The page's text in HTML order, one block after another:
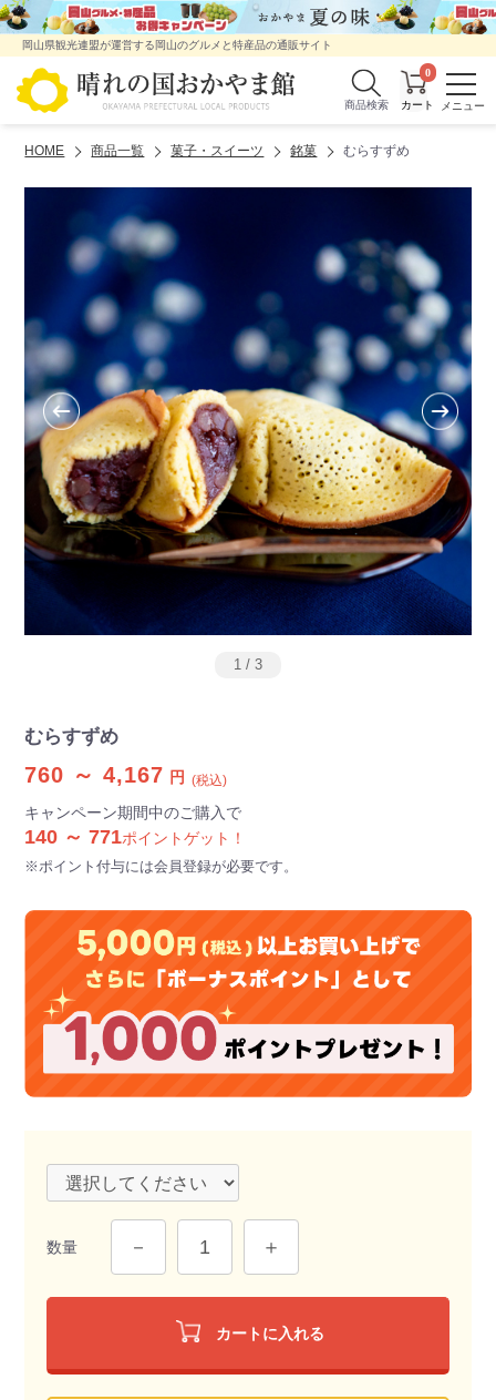
岡山県観光連盟が運営する岡山のグルメと特産品の通販サイト
商品検索
0
HOME 商品一覧 菓子・スイーツ 銘菓 むらすずめ
1 / 3
むらすずめ
760 ～ 4,167 円 (税込)
キャンペーン期間中のご購入で
140 ～ 771ポイントゲット！
※ポイント付与には会員登録が必要です。
数量
カートに入れる